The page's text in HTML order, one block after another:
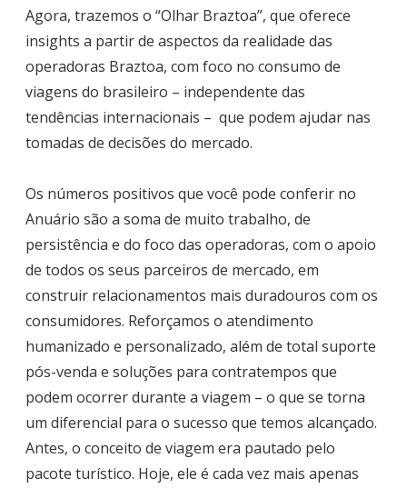
Agora, trazemos o “Olhar Braztoa”, que oferece
insights a partir de aspectos da realidade das
operadoras Braztoa, com foco no consumo de
viagens do brasileiro – independente das
tendências internacionais – que podem ajudar nas
tomadas de decisões do mercado.
Os números positivos que você pode conferir no
Anuário são a soma de muito trabalho, de
persistência e do foco das operadoras, com o apoio
de todos os seus parceiros de mercado, em
construir relacionamentos mais duradouros com os
consumidores. Reforçamos o atendimento
humanizado e personalizado, além de total suporte
pós-venda e soluções para contratempos que
podem ocorrer durante a viagem – o que se torna
um diferencial para o sucesso que temos alcançado.
Antes, o conceito de viagem era pautado pelo
pacote turístico. Hoje, ele é cada vez mais apenas